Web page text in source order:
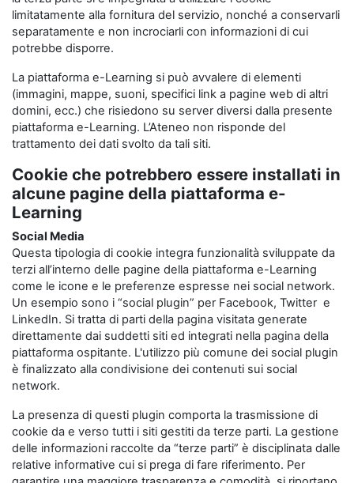
limitatamente alla fornitura del servizio, nonché a conservarli
separatamente e non incrociarli con informazioni di cui
potrebbe disporre.
La piattaforma e-Learning si può avvalere di elementi
(immagini, mappe, suoni, specifici link a pagine web di altri
domini, ecc.) che risiedono su server diversi dalla presente
piattaforma e-Learning. L’Ateneo non risponde del
trattamento dei dati svolto da tali siti.
Cookie che potrebbero essere installati in
alcune pagine della piattaforma e-
Learning
Social Media
Questa tipologia di cookie integra funzionalità sviluppate da
terzi all’interno delle pagine della piattaforma e-Learning
come le icone e le preferenze espresse nei social network.
Un esempio sono i “social plugin” per Facebook, Twitter e
LinkedIn. Si tratta di parti della pagina visitata generate
direttamente dai suddetti siti ed integrati nella pagina della
piattaforma ospitante. L'utilizzo più comune dei social plugin
è finalizzato alla condivisione dei contenuti sui social
network.
La presenza di questi plugin comporta la trasmissione di
cookie da e verso tutti i siti gestiti da terze parti. La gestione
delle informazioni raccolte da “terze parti” è disciplinata dalle
relative informative cui si prega di fare riferimento. Per